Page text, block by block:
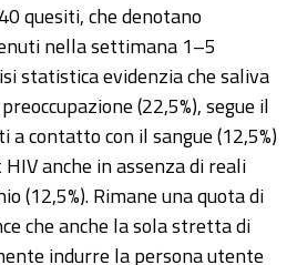
quesiti, che denotano
nella settimana 1–5
statistica evidenzia che saliva
(22,5%), segue il
a contatto con il sangue (12,5%)
anche in assenza di reali
(12,5%). Rimane una quota di
che anche la sola stretta di
indurre la persona utente